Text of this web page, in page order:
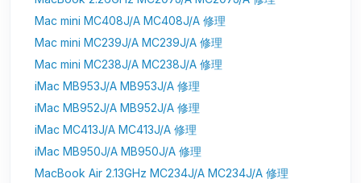
Mac mini MC408J/A MC408J/A 修理
Mac mini MC239J/A MC239J/A 修理
Mac mini MC238J/A MC238J/A 修理
iMac MB953J/A MB953J/A 修理
iMac MB952J/A MB952J/A 修理
iMac MC413J/A MC413J/A 修理
iMac MB950J/A MB950J/A 修理
MacBook Air 2.13GHz MC234J/A MC234J/A 修理